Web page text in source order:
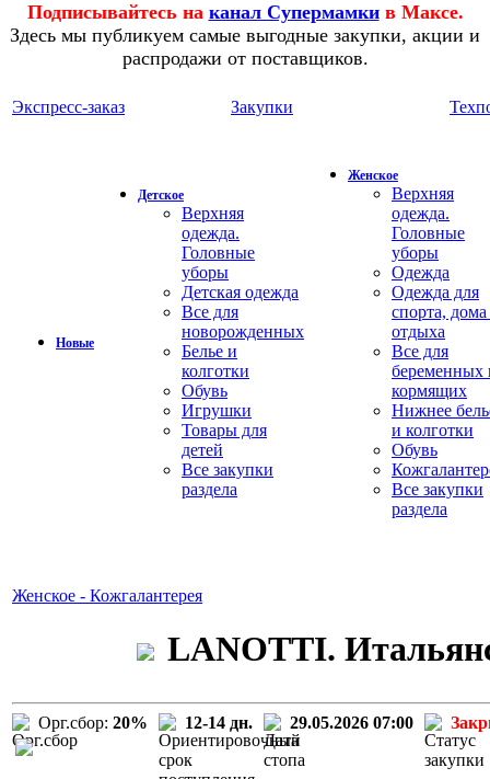
Подписывайтесь на канал Супермамки в Максе.
Здесь мы публикуем самые выгодные закупки, акции и
распродажи от поставщиков.
Экспресс-заказ Закупки
Новые
Детское
Верхняя
одежда.
Головные
уборы
Детская одежда
Все для
новорожденных
Белье и
колготки
Обувь
Игрушки
Товары для
детей
Все закупки
раздела
Женское
Верхняя
одежда.
Головные
уборы
Одежда
Одежда для
спорта,
отдыха
Все для
беременных
кормящих
Нижнее
и колготки
Обувь
Все закупки
раздела
Женское - Кожгалантерея
LANOTTI.
Орг.сбор: 20% 12-14 дн. 29.05.2026 07:00